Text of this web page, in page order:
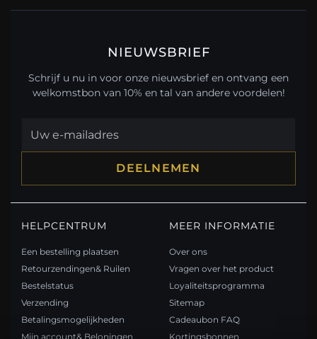
NIEUWSBRIEF
Schrijf u nu in voor onze nieuwsbrief en ontvang een
welkomstbon van 10% en tal van andere voordelen!
DEELNEMEN
HELPCENTRUM
Een bestelling plaatsen
Retourzendingen& Ruilen
Bestelstatus
Verzending
Betalingsmogelijkheden
Mijn account& Beloningen
MEER INFORMATIE
Over ons
Vragen over het product
Loyaliteitsprogramma
Sitemap
Cadeaubon FAQ
Kortingsbonnen